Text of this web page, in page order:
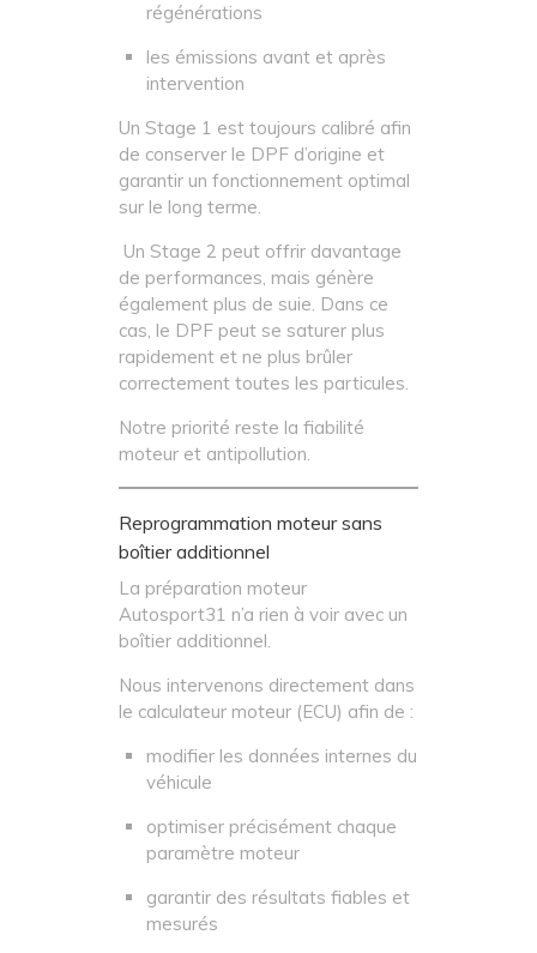
régénérations
les émissions avant et après
intervention
Un Stage 1 est toujours calibré afin
de conserver le DPF d’origine et
garantir un fonctionnement optimal
sur le long terme.
Un Stage 2 peut offrir davantage
de performances, mais génère
également plus de suie. Dans ce
cas, le DPF peut se saturer plus
rapidement et ne plus brûler
correctement toutes les particules.
Notre priorité reste la fiabilité
moteur et antipollution.
Reprogrammation moteur sans
boîtier additionnel
La préparation moteur
Autosport31 n’a rien à voir avec un
boîtier additionnel.
Nous intervenons directement dans
le calculateur moteur (ECU) afin de :
modifier les données internes du
véhicule
optimiser précisément chaque
paramètre moteur
garantir des résultats fiables et
mesurés